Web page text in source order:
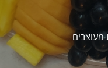
מעוצבים